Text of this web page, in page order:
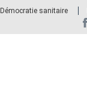
Démocratie sanitaire